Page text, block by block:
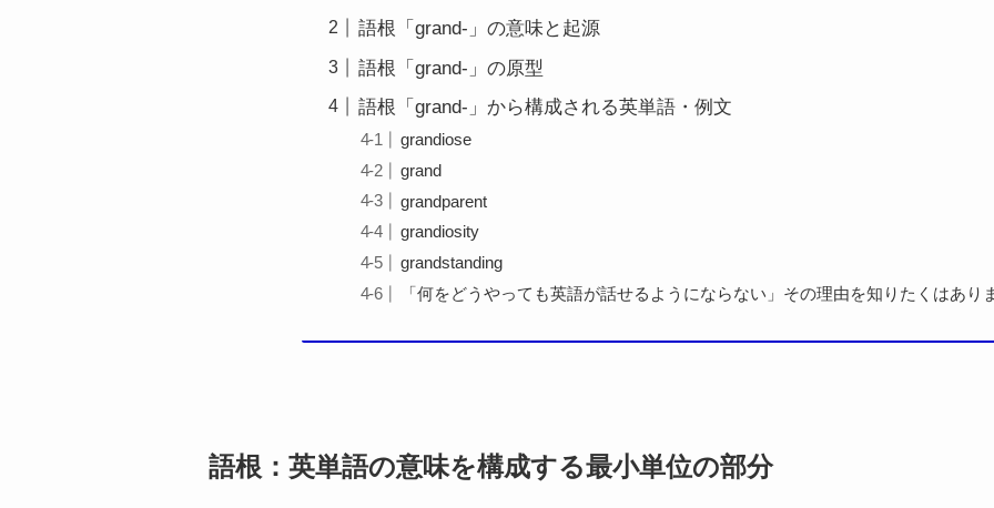
語根「grand-」の意味と起源
語根「grand-」の原型
語根「grand-」から構成される英単語・例文
grandiose
grand
grandparent
grandiosity
grandstanding
「何をどうやっても英語が話せるようにならない」その理由を知りたくはあり
語根：英単語の意味を構成する最小単位の部分